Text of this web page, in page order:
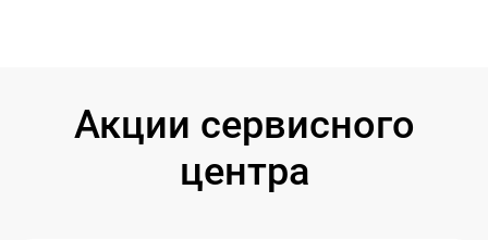
Акции сервисного
центра